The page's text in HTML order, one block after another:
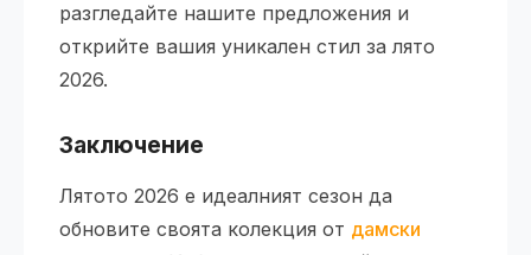
разгледайте нашите предложения и
открийте вашия уникален стил за лято
2026.
Заключение
Лятото 2026 е идеалният сезон да
обновите своята колекция от дамски